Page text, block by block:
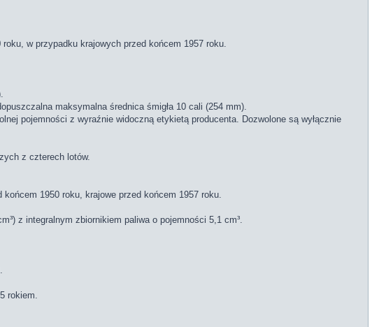
w przypadku krajowych przed końcem 1957 roku.
maksymalna średnica śmigła 10 cali (254 mm).
pojemności z wyraźnie widoczną etykietą producenta. Dozwolone są wyłącznie
z czterech lotów.
1950 roku, krajowe przed końcem 1957 roku.
z integralnym zbiornikiem paliwa o pojemności 5,1 cm³.
rokiem.